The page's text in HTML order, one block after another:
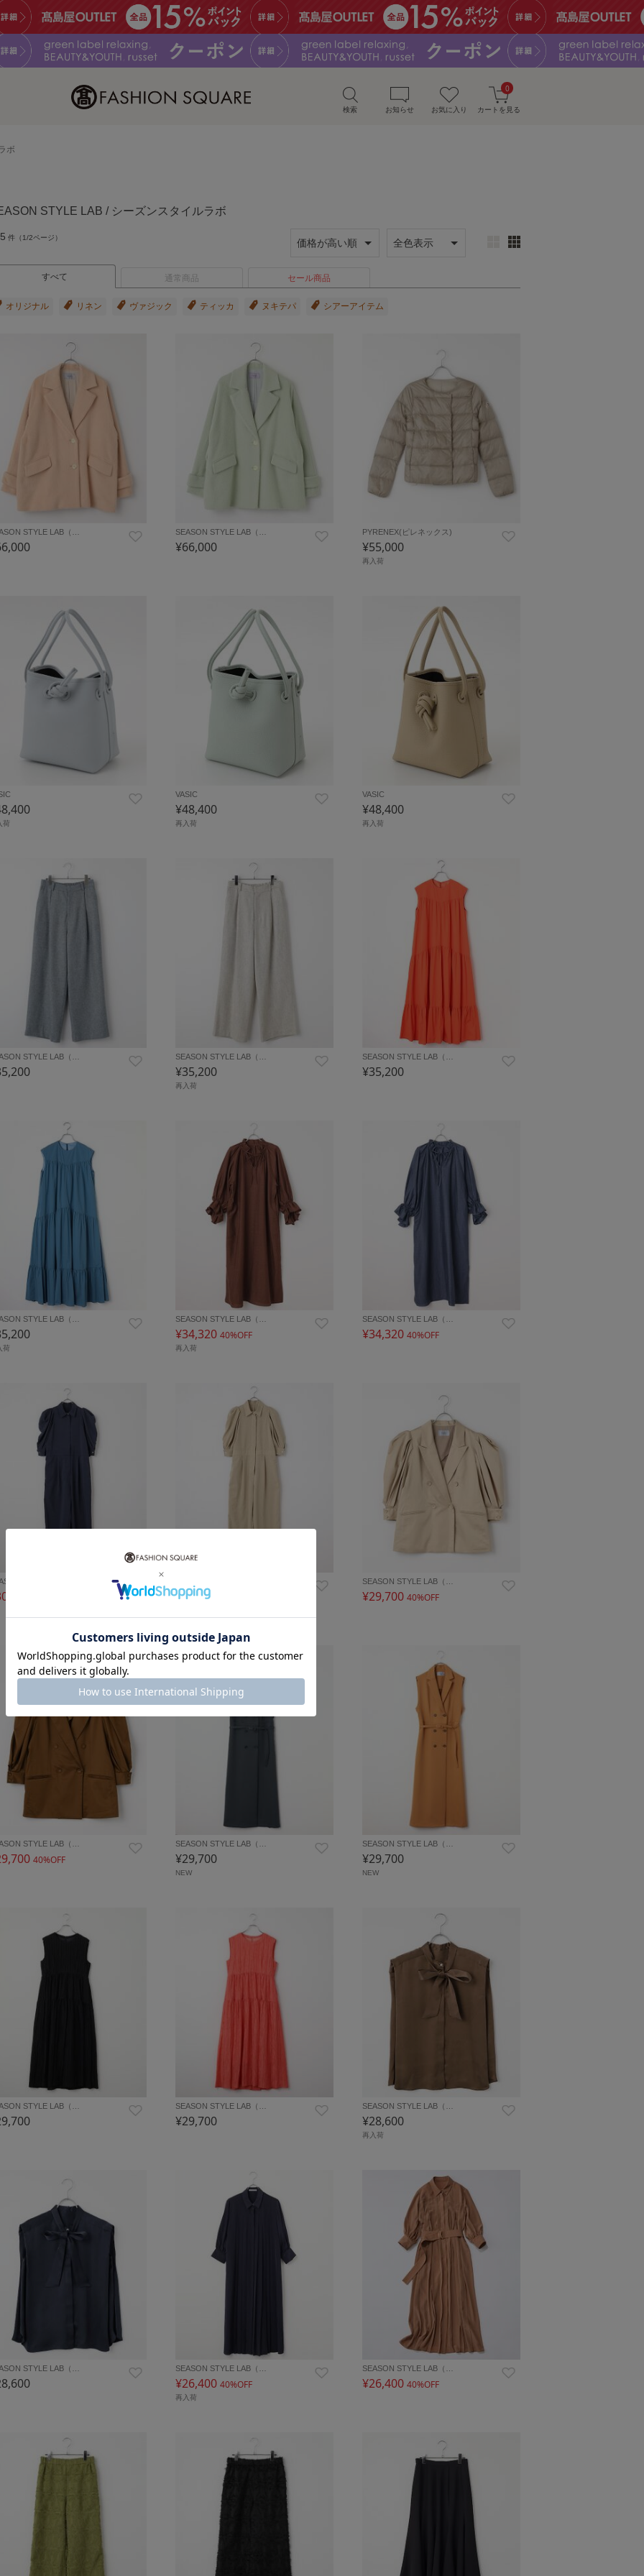
検索 お知らせ お気に入り カートを見る
0
ボ
STYLE LAB / シーズンスタイルラボ
件（1/2ページ）
すべて 通常商品 セール商品
オリジナル リネン ヴァジック ティッカ ヌキテパ シアーアイテム
STYLE LAB（… SEASON STYLE LAB（…
¥66,000
PYRENEX(ピレネックス)
¥55,000
再入荷
荷
VASIC
¥48,400
再入荷
VASIC
¥48,400
再入荷
STYLE LAB（… SEASON STYLE LAB（…
¥35,200
再入荷
SEASON STYLE LAB（…
¥35,200
STYLE LAB（…
荷
SEASON STYLE LAB（…
¥34,320 40%OFF
再入荷
SEASON STYLE LAB（…
¥34,320 40%OFF
STYLE LAB（…
¥30,360
SEASON STYLE LAB（…
¥29,700 40%OFF
STYLE LAB（…
40%OFF
SEASON STYLE LAB（…
¥29,700
NEW
SEASON STYLE LAB（…
¥29,700
NEW
STYLE LAB（… SEASON STYLE LAB（…
¥29,700
SEASON STYLE LAB（…
¥28,600
再入荷
STYLE LAB（… SEASON STYLE LAB（…
¥26,400 40%OFF
再入荷
SEASON STYLE LAB（…
¥26,400 40%OFF